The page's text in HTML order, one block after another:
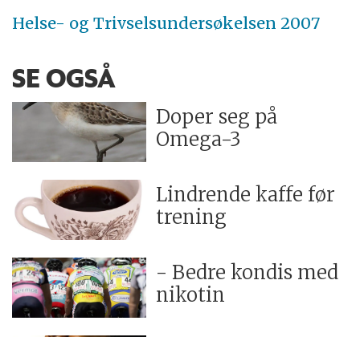
Helse- og Trivselsundersøkelsen 2007
SE OGSÅ
Doper seg på
Omega-3
Lindrende kaffe før
trening
- Bedre kondis med
nikotin